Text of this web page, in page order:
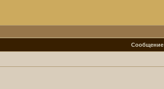
Сообщение